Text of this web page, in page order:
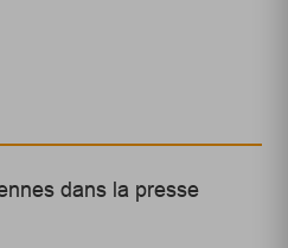
dans la presse